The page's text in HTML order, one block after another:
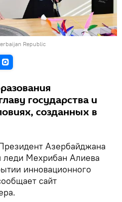
Republic
государства и
созданных в
Азербайджана
леди Мехрибан Алиева
инновационного
сайт